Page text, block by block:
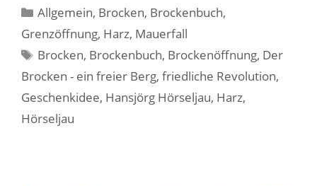
Kategorien
Allgemein, Brocken, Brockenbuch,
Grenzöffnung, Harz, Mauerfall
Schlagwörter
Brocken, Brockenbuch, Brockenöffnung, Der
Brocken - ein freier Berg, friedliche Revolution,
Geschenkidee, Hansjörg Hörseljau, Harz,
Hörseljau